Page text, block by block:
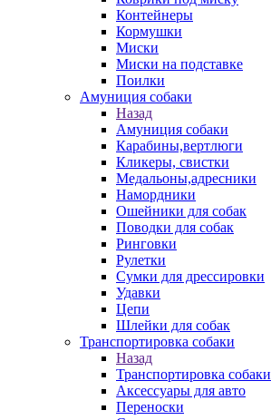
Контейнеры
Кормушки
Миски
Миски на подставке
Поилки
Амуниция собаки
Назад
Амуниция собаки
Карабины,вертлюги
Кликеры, свистки
Медальоны,адресники
Намордники
Ошейники для собак
Поводки для собак
Ринговки
Рулетки
Сумки для дрессировки
Удавки
Цепи
Шлейки для собак
Транспортировка собаки
Назад
Транспортировка собаки
Аксессуары для авто
Переноски